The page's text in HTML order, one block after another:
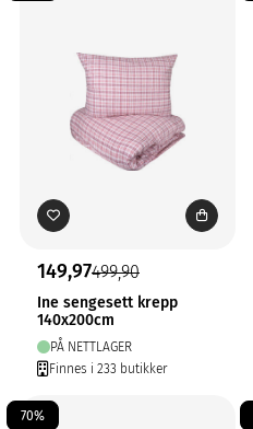
149,97499,90
Ine sengesett krepp
140x200cm
PÅ NETTLAGER
Finnes i 233 butikker
70%